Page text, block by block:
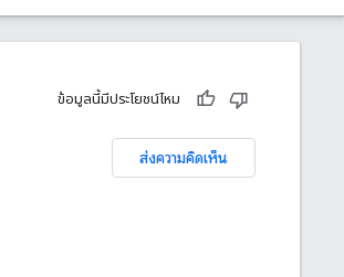
ข้อมูลนี้มีประโยชน์ไหม
ส่งความคิดเห็น